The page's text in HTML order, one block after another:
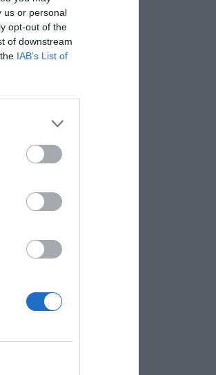
us or personal
opt-out of the
of downstream
IAB’s List of
zł.